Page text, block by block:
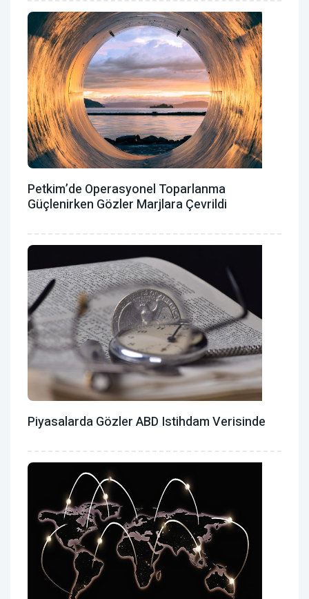
Petkim’de Operasyonel Toparlanma
Güçlenirken Gözler Marjlara Çevrildi
Piyasalarda Gözler ABD Istihdam Verisinde